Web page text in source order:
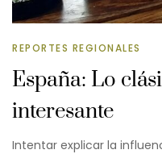
REPORTES REGIONALES
España: Lo
interesante
Intentar explicar la